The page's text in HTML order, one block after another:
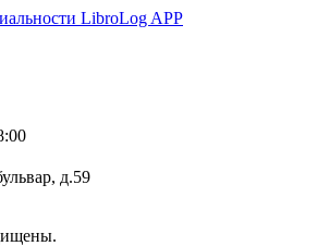
LibroLog APP
д.59